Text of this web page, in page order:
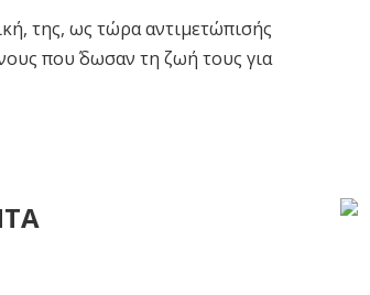
της, ως τώρα αντιμετώπισής
που΄ δωσαν τη ζωή τους για